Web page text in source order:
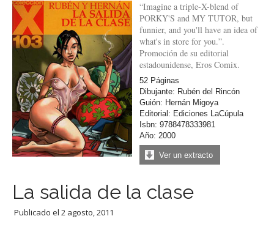
“Imagine a triple-X-blend of
PORKY'S and MY TUTOR, but
funnier, and you'll have an idea of
what's in store for you.”.
Promoción de su editorial
estadounidense, Eros Comix.
52 Páginas
Dibujante: Rubén del Rincón
Guión: Hernán Migoya
Editorial: Ediciones LaCúpula
Isbn: 9788478333981
Año: 2000
Ver un extracto
La salida de la clase
Publicado el 2 agosto, 2011